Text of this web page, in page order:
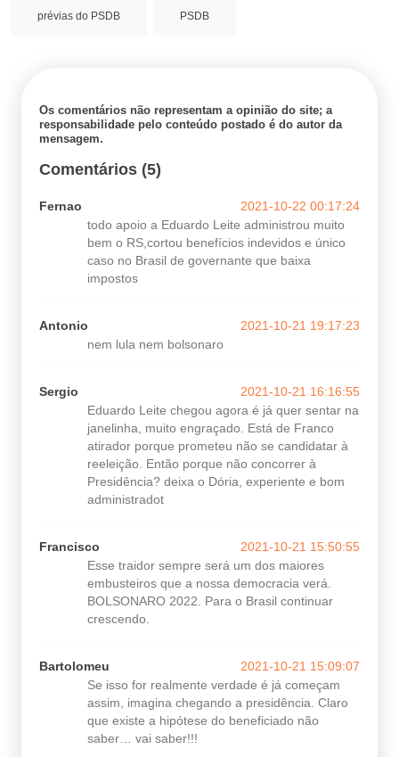
prévias do PSDB PSDB
Os comentários não representam a opinião do site; a
responsabilidade pelo conteúdo postado é do autor da
mensagem.
Comentários (5)
Fernao
2021-10-22 00:17:24
todo apoio a Eduardo Leite administrou muito
bem o RS,cortou benefícios indevidos e único
caso no Brasil de governante que baixa
impostos
Antonio
2021-10-21 19:17:23
nem lula nem bolsonaro
Sergio
2021-10-21 16:16:55
Eduardo Leite chegou agora é já quer sentar na
janelinha, muito engraçado. Está de Franco
atirador porque prometeu não se candidatar à
reeleição. Então porque não concorrer à
Presidência? deixa o Dória, experiente e bom
administradot
Francisco
2021-10-21 15:50:55
Esse traidor sempre será um dos maiores
embusteiros que a nossa democracia verá.
BOLSONARO 2022. Para o Brasil continuar
crescendo.
Bartolomeu
2021-10-21 15:09:07
Se isso for realmente verdade é já começam
assim, imagina chegando a presidência. Claro
que existe a hipótese do beneficiado não
saber… vai saber!!!